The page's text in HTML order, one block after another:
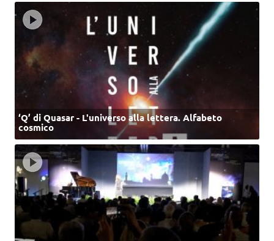
‘Q’ di Quasar - L'universo alla lettera. Alfabeto
cosmico